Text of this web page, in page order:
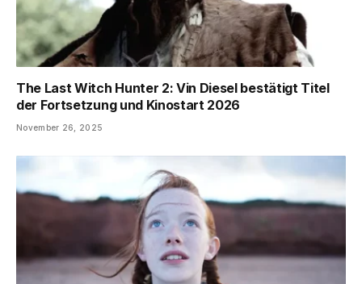
The Last Witch Hunter 2: Vin Diesel bestätigt Titel
der Fortsetzung und Kinostart 2026
November 26, 2025